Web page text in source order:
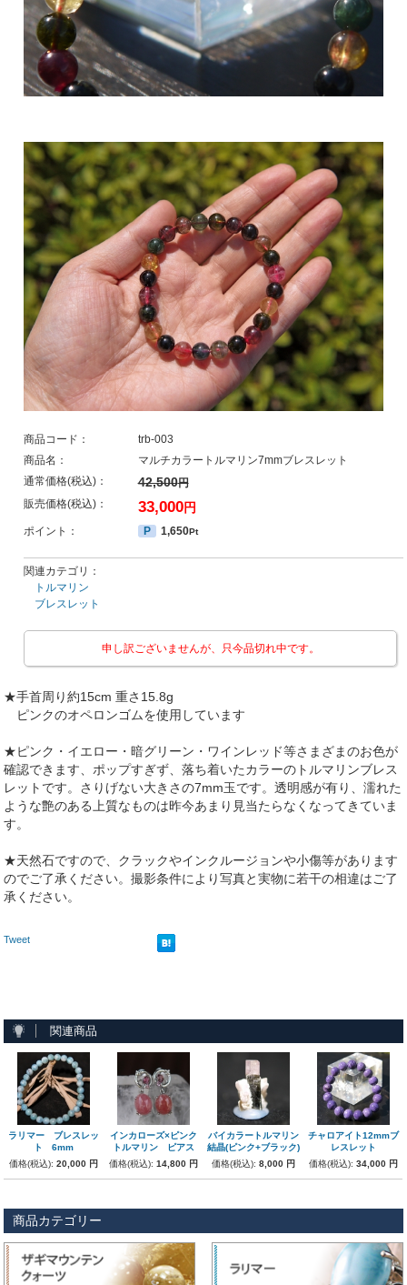
商品コード：
trb-003
商品名：
マルチカラートルマリン7mmブレスレット
通常価格(税込)：
42,500円
販売価格(税込)： 33,000円
ポイント： P 1,650Pt
関連カテゴリ：
トルマリン
ブレスレット
申し訳ございませんが、只今品切れ中です。
★手首周り約15cm 重さ15.8g
ピンクのオペロンゴムを使用しています
★ピンク・イエロー・暗グリーン・ワインレッド等さまざまのお色が
確認できます、ポップすぎず、落ち着いたカラーのトルマリンブレス
レットです。さりげない大きさの7mm玉です。透明感が有り、濡れた
ような艶のある上質なものは昨今あまり見当たらなくなってきていま
す。
★天然石ですので、クラックやインクルージョンや小傷等があります
のでご了承ください。撮影条件により写真と実物に若干の相違はご了
承ください。
Tweet
関連商品
ラリマー ブレスレッ
ト 6mm
価格(税込):20,000 円
インカローズ×ピンク
トルマリン ピアス
価格(税込):14,800 円
バイカラートルマリン
結晶(ピンク+ブラック)
価格(税込): 8,000 円
チャロアイト12mmブ
レスレット
価格(税込): 34,000 円
商品カテゴリー